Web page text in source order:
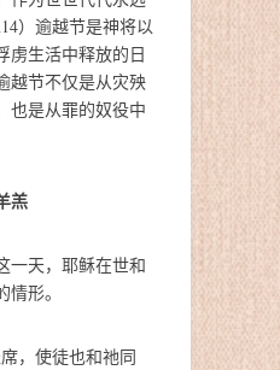
）逾越节是神将以
虏生活中释放的日
越节不仅是从灾殃
也是从罪的奴役中
羔
一天，耶稣在世和
形。
，使徒也和祂同